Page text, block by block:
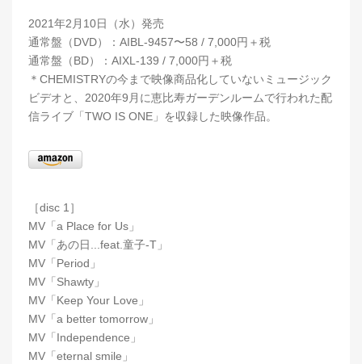
2021年2月10日（水）発売
通常盤（DVD）：AIBL-9457〜58 / 7,000円＋税
通常盤（BD）：AIXL-139 / 7,000円＋税
＊CHEMISTRYの今まで映像商品化していないミュージック
ビデオと、2020年9月に恵比寿ガーデンルームで行われた配
信ライブ「TWO IS ONE」を収録した映像作品。
［disc 1］
MV「a Place for Us」
MV「あの日...feat.童子-T」
MV「Period」
MV「Shawty」
MV「Keep Your Love」
MV「a better tomorrow」
MV「Independence」
MV「eternal smile」